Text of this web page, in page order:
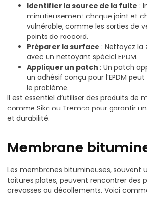
Identifier la source de la fuite :
minutieusement chaque joint et
vulnérable, comme les sorties de
points de raccord.
Préparer la surface : Nettoyez la
avec un nettoyant spécial EPDM.
Appliquer un patch : Un patch
un adhésif conçu pour l’EPDM
le problème.
Il est essentiel d’utiliser des produits de
comme Sika ou Tremco pour garantir
et durabilité.
Membrane
Les membranes bitumineuses, souvent
toitures plates, peuvent rencontrer des
crevasses ou décollements. Voici